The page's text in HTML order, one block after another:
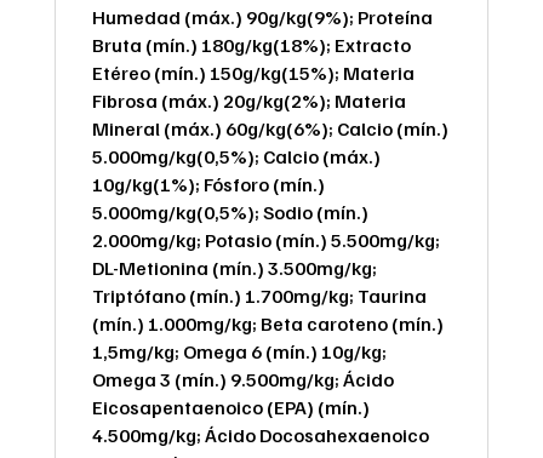
Humedad (máx.) 90g/kg(9%); Proteína
Bruta (mín.) 180g/kg(18%); Extracto
Etéreo (mín.) 150g/kg(15%); Materia
Fibrosa (máx.) 20g/kg(2%); Materia
Mineral (máx.) 60g/kg(6%); Calcio (mín.)
5.000mg/kg(0,5%); Calcio (máx.)
10g/kg(1%); Fósforo (mín.)
5.000mg/kg(0,5%); Sodio (mín.)
2.000mg/kg; Potasio (mín.) 5.500mg/kg;
DL-Metionina (mín.) 3.500mg/kg;
Triptófano (mín.) 1.700mg/kg; Taurina
(mín.) 1.000mg/kg; Beta caroteno (mín.)
1,5mg/kg; Omega 6 (mín.) 10g/kg;
Omega 3 (mín.) 9.500mg/kg; Ácido
Eicosapentaenoico (EPA) (mín.)
4.500mg/kg; Ácido Docosahexaenoico